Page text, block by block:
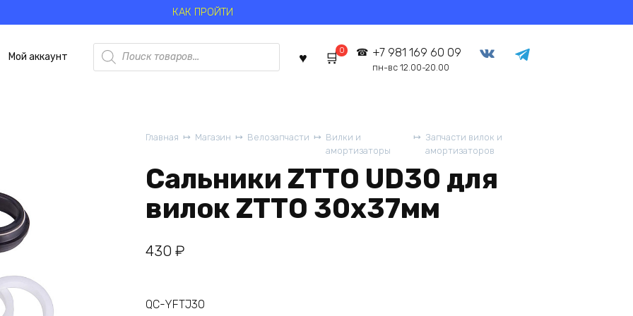
КАК ПРОЙТИ
Мой аккаунт
Поиск
товаров
0 +7 981 169 60 09
пн-вс 12.00-20.00
Главная
Магазин Велозапчасти
Вилки и
амортизаторы
Запчасти вилок и
амортизаторов
Сальники ZTTO UD30 для
вилок ZTTO 30x37мм
430 ₽
QC-YFTJ30